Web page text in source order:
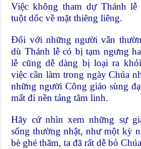
Việc không tham dự Thánh
tuột dốc về mặt thiêng liêng.
Đối với những người vẫn
dù Thánh lễ có bị tạm ngưng
lễ cũng dễ dàng bị loại ra
việc cần làm trong ngày Chúa
những người Công giáo sùng
mất đi nền tảng tâm linh.
Hãy cứ nhìn xem những sự
sống thường nhật, như một kỳ
bè ghé thăm, ta đã rất dễ bỏ